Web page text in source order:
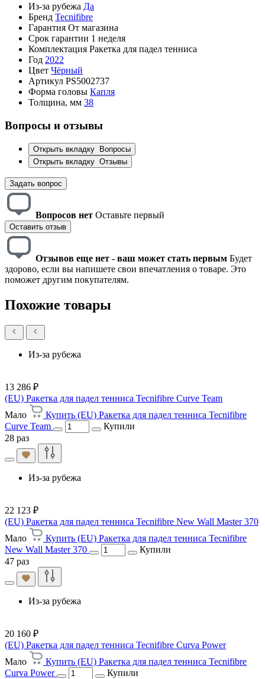
Из-за рубежа Да
Бренд Tecnifibre
Гарантия От магазина
Срок гарантии 1 неделя
Комплектация Ракетка для падел тенниса
Год 2022
Цвет Чёрный
Артикул PS5002737
Форма головы Капля
Толщина, мм 38
Вопросы и отзывы
Открыть вкладку
Вопросы
Открыть вкладку Отзывы
Задать вопрос
Вопросов нет Оставьте первый
Оставить отзыв
Отзывов еще нет - ваш может стать первым Будет
здорово, если вы напишете свои впечатления о товаре. Это
поможет другим покупателям.
Похожие товары
Из-за рубежа
13 286 ₽
(EU) Ракетка для падел тенниса Tecnifibre Curve Team
Мало
Купить (EU) Ракетка для падел тенниса Tecnifibre
Curve Team
Купили
28 раз
Из-за рубежа
22 123 ₽
(EU) Ракетка для падел тенниса Tecnifibre New Wall Master 370
Мало
Купить (EU) Ракетка для падел тенниса Tecnifibre
New Wall Master 370
Купили
47 раз
Из-за рубежа
20 160 ₽
(EU) Ракетка для падел тенниса Tecnifibre Curva Power
Мало
Купить (EU) Ракетка для падел тенниса Tecnifibre
Curva Power
Купили